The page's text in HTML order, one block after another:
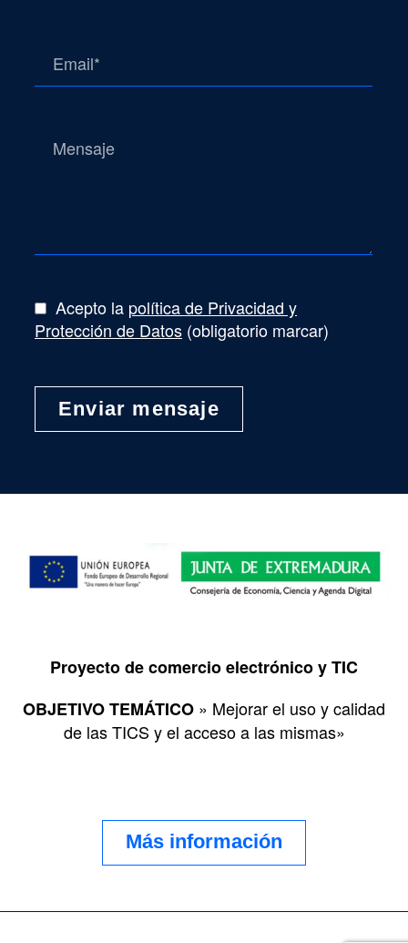
Acepto la política de Privacidad y
Protección de Datos (obligatorio marcar)
Proyecto de comercio electrónico y TIC
OBJETIVO TEMÁTICO » Mejorar el uso y calidad
de las TICS y el acceso a las mismas»
Más información